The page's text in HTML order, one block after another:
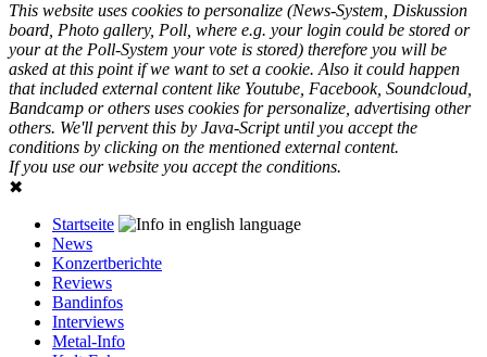
This website uses cookies to personalize (News-System, Diskussion
board, Photo gallery, Poll, where e.g. your login could be stored or
your at the Poll-System your vote is stored) therefore you will be
asked at this point if we want to set a cookie. Also it could happen
that included external content like Youtube, Facebook, Soundcloud,
Bandcamp or others uses cookies for personalize, advertising other
others. We'll pervent this by Java-Script until you accept the
conditions by clicking on the mentioned external content.
If you use our website you accept the conditions.
✖
Startseite
News
Konzertberichte
Reviews
Bandinfos
Interviews
Metal-Info